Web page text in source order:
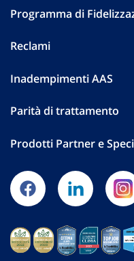
Programma di
Reclami
Inadempimenti AAS
Parità di trattamento
Prodotti Partner e